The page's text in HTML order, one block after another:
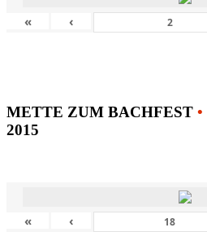
« ‹
METTE ZUM BACHFEST •
2015
« ‹